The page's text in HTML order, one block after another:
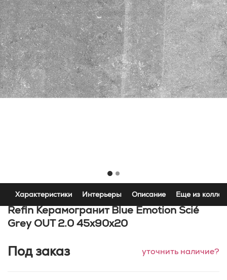
Характеристики Интерьеры Описание Еще из
Refin Керамогранит Blue Emotion Scié
Grey OUT 2.0 45x90x20
Под заказ уточнить наличие?